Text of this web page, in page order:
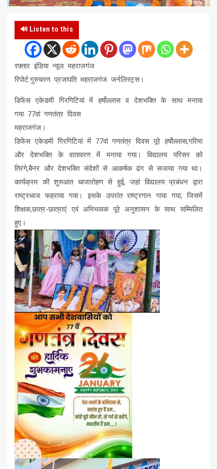
🔊 Listen to this
रफ़्तार इंडिया न्यूज महराजगंज
रिपोर्ट.गुरुचरण प्रजापति महराजगंज जर्नलिस्ट्स।
डिफेंस एकेडमी गिरगिटियां में हर्षोल्लास व देशभक्ति के साथ मनाया
गया 77वां गणतंत्र दिवस
महराजगंज।
डिफेंस एकेडमी गिरगिटियां में 77वां गणतंत्र दिवस पूरे हर्षोल्लास,गरिमा
और देशभक्ति के वातावरण में मनाया गया। विद्यालय परिसर को
तिरंगे,बैनर और देशभक्ति संदेशों से आकर्षक ढंग से सजाया गया था।
कार्यक्रम की शुरुआत ध्वजारोहण से हुई, जहां विद्यालय प्रबंधन द्वारा
राष्ट्रध्वज फहराया गया। इसके उपरांत राष्ट्रगान गाया गया, जिसमें
शिक्षक,छात्र-छात्राएं एवं अभिभावक पूरे अनुशासन के साथ सम्मिलित
हुए।